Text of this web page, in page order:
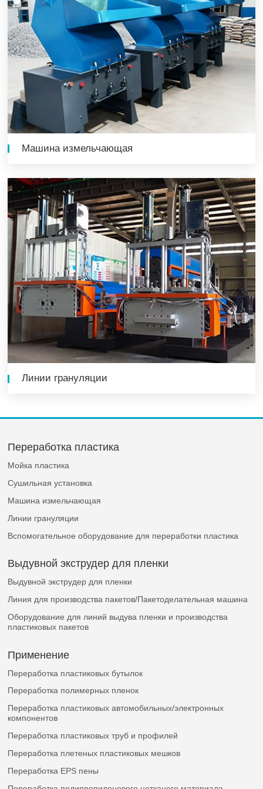
Машина измельчающая
Линии грануляции
Переработка пластика
Мойка пластика
Сушильная установка
Машина измельчающая
Линии грануляции
Вспомогательное оборудование для переработки пластика
Выдувной экструдер для пленки
Выдувной экструдер для пленки
Линия для производства пакетов/Пакетоделательная машина
Оборудование для линий выдува пленки и производства
пластиковых пакетов
Применение
Переработка пластиковых бутылок
Переработка полимерных пленок
Переработка пластиковых автомобильных/электронных
компонентов
Переработка пластиковых труб и профилей
Переработка плетеных пластиковых мешков
Переработка EPS пены